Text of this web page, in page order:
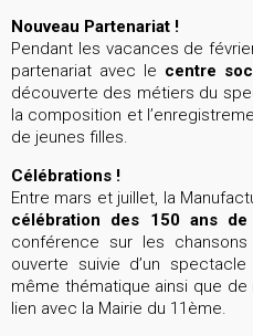
Nouveau Partenariat !
Pendant les vacances de
partenariat avec le centre
découverte des métiers du
la composition et
de jeunes filles.
Célébrations !
Entre mars et juillet, la
célébration des 150 ans
conférence sur les
ouverte suivie d’un
même thématique ainsi que
lien avec la Mairie du 11ème.